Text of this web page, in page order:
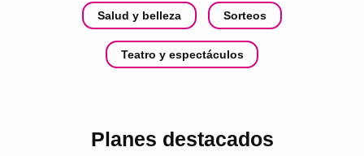
Salud y belleza Sorteos
Teatro y espectáculos
Planes destacados